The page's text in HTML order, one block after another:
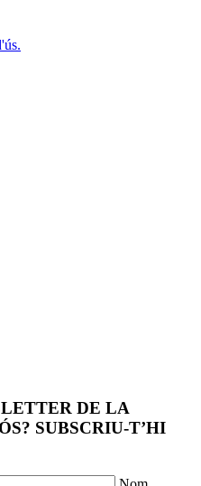
DE LA
SUBSCRIU-T’HI